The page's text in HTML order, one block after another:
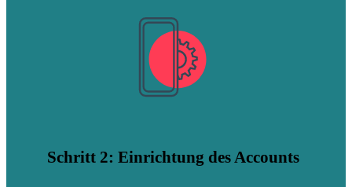
Schritt 2: Einrichtung des Accounts